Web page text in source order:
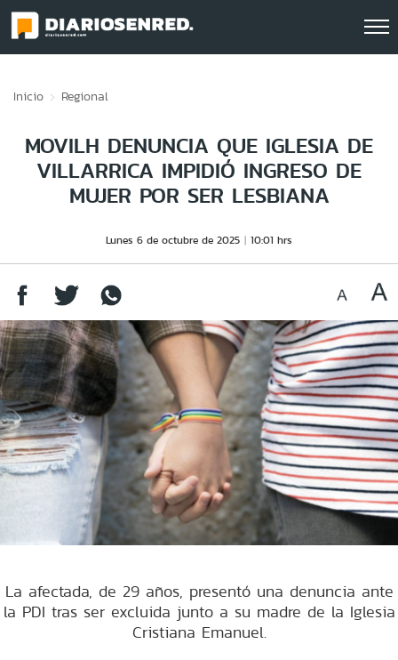
Inicio Regional
MOVILH DENUNCIA QUE IGLESIA DE
VILLARRICA IMPIDIÓ INGRESO DE
MUJER POR SER LESBIANA
Lunes 6 de octubre de 2025 10:01 hrs
La afectada, de 29 años, presentó una denuncia ante
la PDI tras ser excluida junto a su madre de la Iglesia
Cristiana Emanuel.